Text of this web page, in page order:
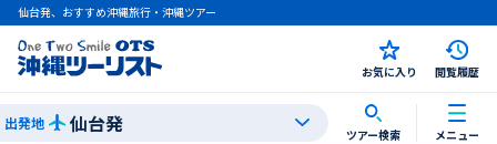
仙台発、おすすめ沖縄旅行・沖縄ツアー
お気に入り 閲覧履歴
出発地 仙台発 ツアー検索 メニュー